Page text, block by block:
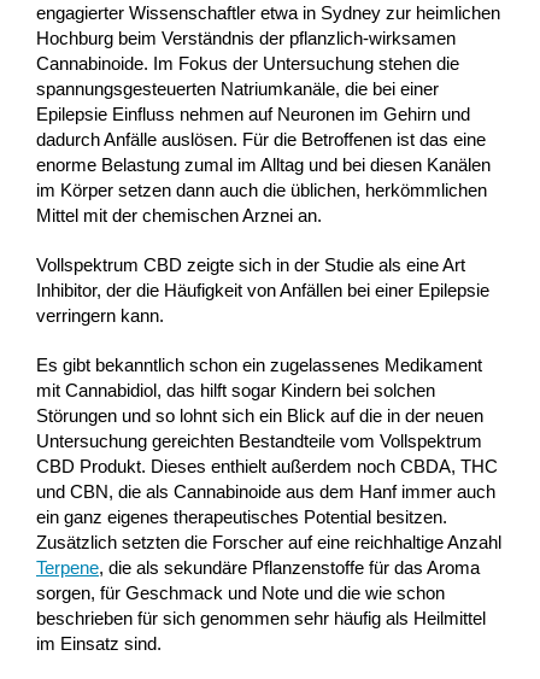
engagierter Wissenschaftler etwa in Sydney zur heimlichen
Hochburg beim Verständnis der pflanzlich-wirksamen
Cannabinoide. Im Fokus der Untersuchung stehen die
spannungsgesteuerten Natriumkanäle, die bei einer
Epilepsie Einfluss nehmen auf Neuronen im Gehirn und
dadurch Anfälle auslösen. Für die Betroffenen ist das eine
enorme Belastung zumal im Alltag und bei diesen Kanälen
im Körper setzen dann auch die üblichen, herkömmlichen
Mittel mit der chemischen Arznei an.
Vollspektrum CBD zeigte sich in der Studie als eine Art
Inhibitor, der die Häufigkeit von Anfällen bei einer Epilepsie
verringern kann.
Es gibt bekanntlich schon ein zugelassenes Medikament
mit Cannabidiol, das hilft sogar Kindern bei solchen
Störungen und so lohnt sich ein Blick auf die in der neuen
Untersuchung gereichten Bestandteile vom Vollspektrum
CBD Produkt. Dieses enthielt außerdem noch CBDA, THC
und CBN, die als Cannabinoide aus dem Hanf immer auch
ein ganz eigenes therapeutisches Potential besitzen.
Zusätzlich setzten die Forscher auf eine reichhaltige Anzahl
Terpene, die als sekundäre Pflanzenstoffe für das Aroma
sorgen, für Geschmack und Note und die wie schon
beschrieben für sich genommen sehr häufig als Heilmittel
im Einsatz sind.